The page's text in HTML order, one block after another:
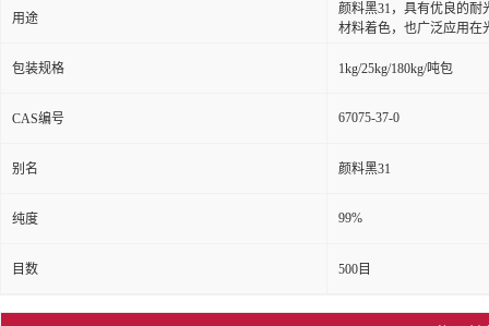
用途
颜料黑31，具有优良的
材料着色，也广泛应用在
包装规格 1kg/25kg/180kg/吨包
CAS编号 67075-37-0
别名 颜料黑31
纯度 99%
目数 500目